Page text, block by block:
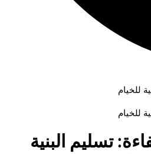
تسليم البنية